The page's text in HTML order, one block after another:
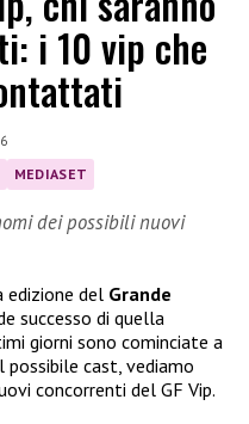
i 10 vip che
MEDIASET
dei possibili nuovi
edizione del Grande
successo di quella
giorni sono cominciate a
possibile cast, vediamo
concorrenti del GF Vip.